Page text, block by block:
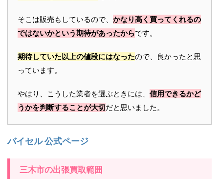
そこは販売もしているので、 かなり高く買ってくれるの
ではないかという期待があったからです。
期待していた以上の値段にはなったので、良かったと思
っています。
やはり、こうした業者を選ぶときには、 信用できるかど
うかを判断することが大切だと思いました。
バイセル 公式ページ
三木市の出張買取範囲